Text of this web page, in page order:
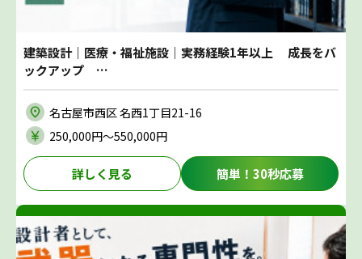
建築設計｜医療・福祉施設｜実務経験1年以上 成長をバ
ックアップ …
名古屋市西区 名西1丁目21-16
250,000円〜550,000円
詳しく見る 簡単！30秒応募